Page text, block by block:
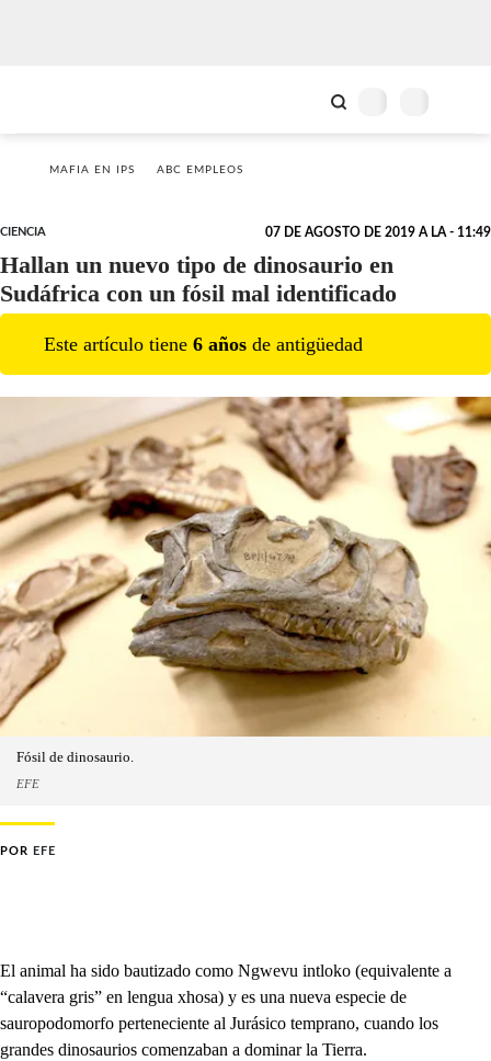
MAFIA EN IPS ABC EMPLEOS
CIENCIA 07 DE AGOSTO DE 2019 A LA - 11:49
Hallan un nuevo tipo de dinosaurio en
Sudáfrica con un fósil mal identificado
Este artículo tiene 6 años de antigüedad
Fósil de dinosaurio.
EFE
POR EFE
El animal ha sido bautizado como Ngwevu intloko (equivalente a
“calavera gris” en lengua xhosa) y es una nueva especie de
sauropodomorfo perteneciente al Jurásico temprano, cuando los
grandes dinosaurios comenzaban a dominar la Tierra.